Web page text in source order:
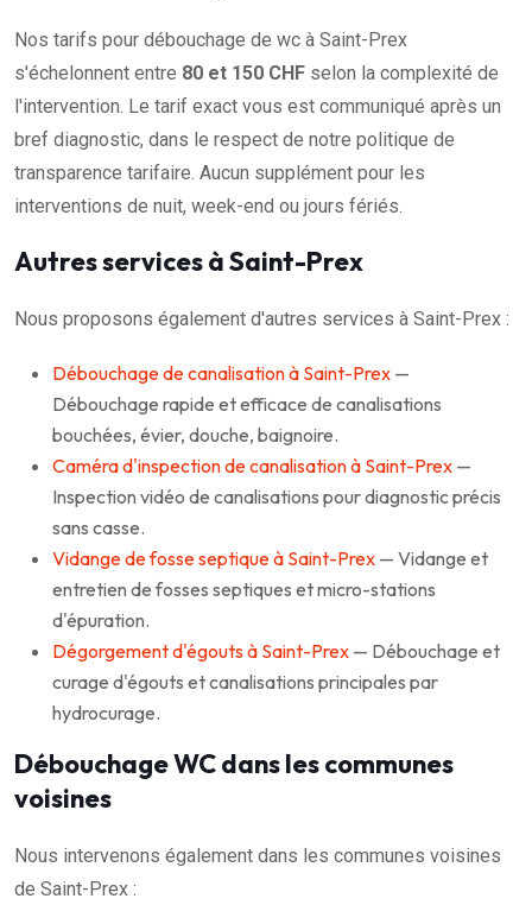
Nos tarifs pour débouchage de wc à Saint-Prex
s'échelonnent entre 80 et 150 CHF selon la complexité de
l'intervention. Le tarif exact vous est communiqué après un
bref diagnostic, dans le respect de notre politique de
transparence tarifaire. Aucun supplément pour les
interventions de nuit, week-end ou jours fériés.
Autres services à Saint-Prex
Nous proposons également d'autres services à Saint-Prex :
Débouchage de canalisation à Saint-Prex —
Débouchage rapide et efficace de canalisations
bouchées, évier, douche, baignoire.
Caméra d'inspection de canalisation à Saint-Prex —
Inspection vidéo de canalisations pour diagnostic précis
sans casse.
Vidange de fosse septique à Saint-Prex — Vidange et
entretien de fosses septiques et micro-stations
d'épuration.
Dégorgement d'égouts à Saint-Prex — Débouchage et
curage d'égouts et canalisations principales par
hydrocurage.
Débouchage WC dans les communes
voisines
Nous intervenons également dans les communes voisines
de Saint-Prex :